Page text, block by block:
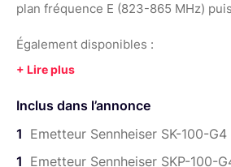
plan fréquence E (823-865 MHz)
Également disponibles :
Sennheiser G4 (la paire en kit)
DPA 4060 avec Bubblebee Lav
Inclus dans l’annonce
1 Emetteur Sennheiser SK-100-G4
1 Emetteur Sennheiser SKP-100-